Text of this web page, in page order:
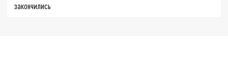
закончились